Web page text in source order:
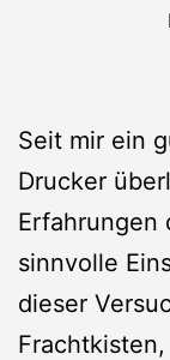
Seit mir ein
Drucker
Erfahrungen
sinnvolle
dieser